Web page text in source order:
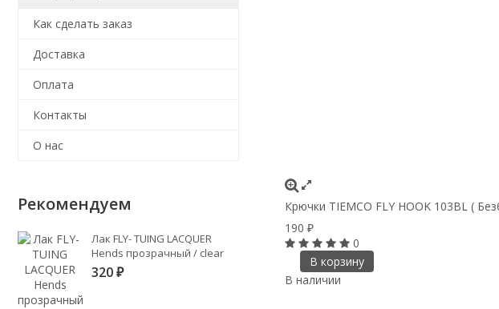
Крючки ТIEMCO FLY HOOK 103BL (
190 ₽
0
В корзину
В наличии
Как сделать заказ
Доставка
Оплата
Контакты
О нас
Рекомендуем
Лак FLY- TUING LACQUER
Hends прозрачный / clear
320 ₽